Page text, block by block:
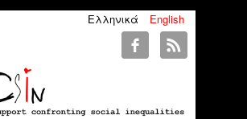
English
Ελληνικά